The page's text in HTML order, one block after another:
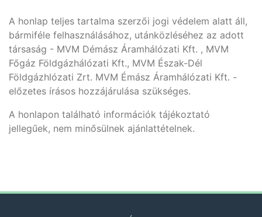
A honlap teljes tartalma szerzői jogi védelem alatt áll,
bármiféle felhasználásához, utánközléséhez az adott
társaság - MVM Démász Áramhálózati Kft. , MVM
Főgáz Földgázhálózati Kft., MVM Észak-Dél
Földgázhlózati Zrt. MVM Émász Áramhálózati Kft. -
előzetes írásos hozzájárulása szükséges.
A honlapon található információk tájékoztató
jellegűek, nem minősülnek ajánlattételnek.